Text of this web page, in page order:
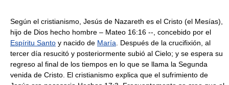
Según el cristianismo, Jesús de Nazareth es el Cristo (el Mesías),
hijo de Dios hecho hombre – Mateo 16:16 --, concebido por el
Espíritu Santo y nacido de María . Después de la crucifixión, al
tercer día resucitó y posteriormente subió al Cielo; y se espera su
regreso al final de los tiempos en lo que se llama la Segunda
venida de Cristo. El cristianismo explica que el sufrimiento de